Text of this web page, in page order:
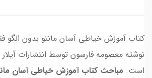
کتاب آموزش خیاطی آسان مانتو بدون الگو
نوشته معصومه فارسون توسط انتشارات
است. مباحث کتاب آموزش خیاطی آسان